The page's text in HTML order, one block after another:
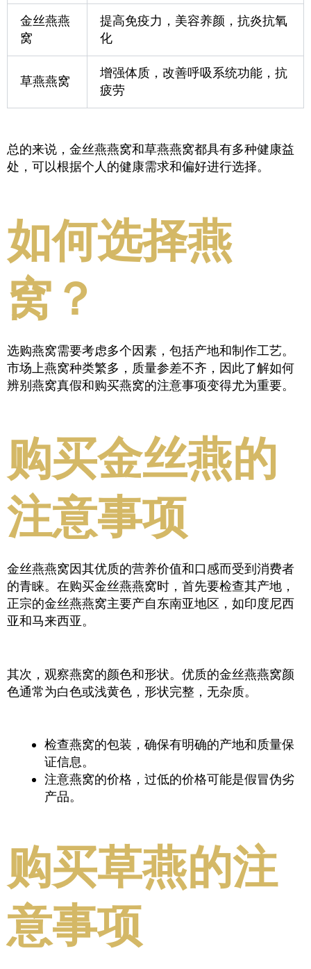
金丝燕燕
窝
提高免疫力，美容养颜，抗炎抗氧
化
草燕燕窝
增强体质，改善呼吸系统功能，抗
疲劳
总的来说，金丝燕燕窝和草燕燕窝都具有多种健康益
处，可以根据个人的健康需求和偏好进行选择。
如何选择燕
窝？
选购燕窝需要考虑多个因素，包括产地和制作工艺。
市场上燕窝种类繁多，质量参差不齐，因此了解如何
辨别燕窝真假和购买燕窝的注意事项变得尤为重要。
购买金丝燕的
注意事项
金丝燕燕窝因其优质的营养价值和口感而受到消费者
的青睐。在购买金丝燕燕窝时，首先要检查其产地，
正宗的金丝燕燕窝主要产自东南亚地区，如印度尼西
亚和马来西亚。
其次，观察燕窝的颜色和形状。优质的金丝燕燕窝颜
色通常为白色或浅黄色，形状完整，无杂质。
检查燕窝的包装，确保有明确的产地和质量保
证信息。
注意燕窝的价格，过低的价格可能是假冒伪劣
产品。
购买草燕的注
意事项